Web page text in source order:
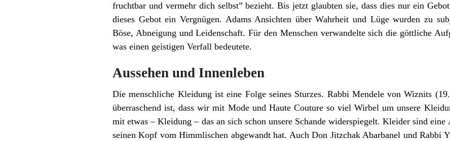
fruchtbar und vermehr dich selbst” bezieht. Bis jetzt glaubten sie, dass dies nur ein
dieses Gebot ein Vergnügen. Adams Ansichten über Wahrheit und Lüge wurden zu
Böse, Abneigung und Leidenschaft. Für den Menschen verwandelte sich die göttliche
was einen geistigen Verfall bedeutete.
Aussehen und Innenleben
Die menschliche Kleidung ist eine Folge seines Sturzes. Rabbi Mendele von Wiznits
überraschend ist, dass wir mit Mode und Haute Couture so viel Wirbel um unsere
mit etwas – Kleidung – das an sich schon unsere Schande widerspiegelt. Kleider sind
seinen Kopf vom Himmlischen abgewandt hat. Auch Don Jitzchak Abarbanel und Rabbi